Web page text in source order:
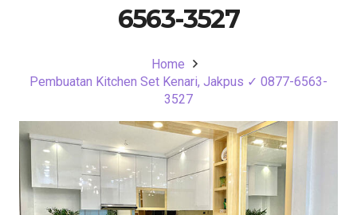
6563-3527
Home
Pembuatan Kitchen Set Kenari, Jakpus ✓ 0877-6563-
3527